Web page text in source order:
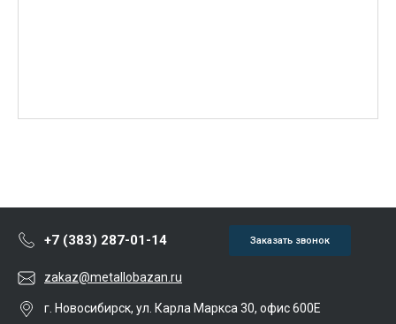
+7 (383) 287-01-14 Заказать звонок
zakaz@metallobazan.ru
г. Новосибирск, ул. Карла Маркса 30, офис 600Е